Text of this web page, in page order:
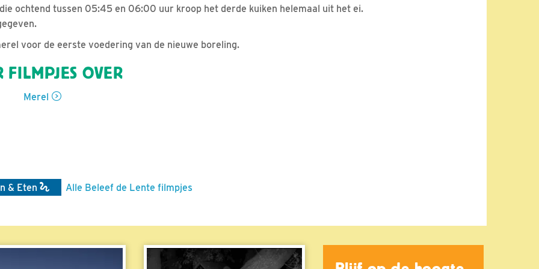
ochtend tussen 05:45 en 06:00 uur kroop het derde kuiken helemaal uit het ei.
voor de eerste voedering van de nieuwe boreling.
OVER
Merel
& Eten Alle Beleef de Lente filmpjes